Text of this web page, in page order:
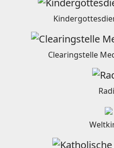
Clearingstelle